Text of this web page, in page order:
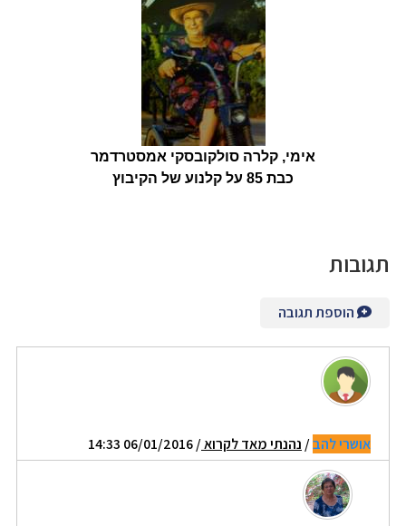
אימי, קלרה סולקובסקי אמסטרדמר
כבת 85 על קלנוע של הקיבוץ
תגובות
הוספת תגובה
אושרי להב/ נהנתי מאד לקרוא/ 06/01/2016 14:33